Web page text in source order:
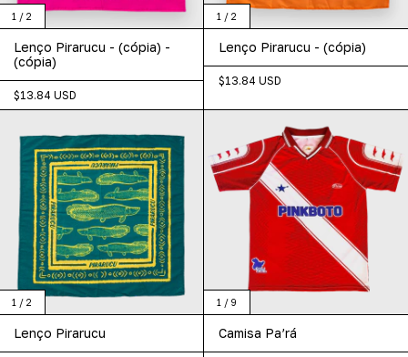
1 / 2
Lenço Pirarucu - (cópia) -
(cópia)
$13.84 USD
1 / 2
Lenço Pirarucu - (cópia)
$13.84 USD
1 / 2
Lenço Pirarucu
1 / 9
Camisa Pa’rá